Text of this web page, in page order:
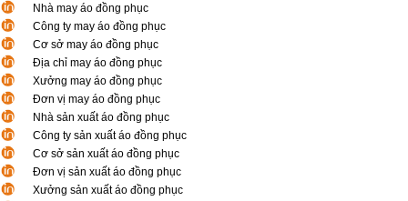
Nhà may áo đồng phục
Công ty may áo đồng phục
Cơ sở may áo đồng phục
Địa chỉ may áo đồng phục
Xưởng may áo đồng phục
Đơn vị may áo đồng phục
Nhà sản xuất áo đồng phục
Công ty sản xuất áo đồng phục
Cơ sở sản xuất áo đồng phục
Đơn vị sản xuất áo đồng phục
Xưởng sản xuất áo đồng phục